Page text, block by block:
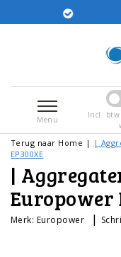
Menu
Incl.
Terug naar Home |
|
EP300XE
|
Europower
Merk: Europower |